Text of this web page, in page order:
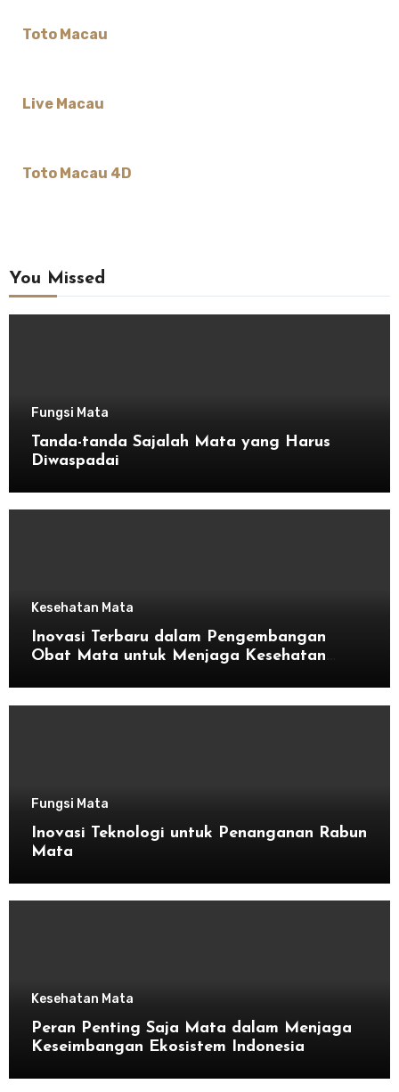
Toto Macau
Live Macau
Toto Macau 4D
You Missed
Fungsi Mata
Tanda-tanda Sajalah Mata yang Harus
Diwaspadai
Kesehatan Mata
Inovasi Terbaru dalam Pengembangan
Obat Mata untuk Menjaga Kesehatan
Fungsi Mata
Inovasi Teknologi untuk Penanganan Rabun
Mata
Kesehatan Mata
Peran Penting Saja Mata dalam Menjaga
Keseimbangan Ekosistem Indonesia